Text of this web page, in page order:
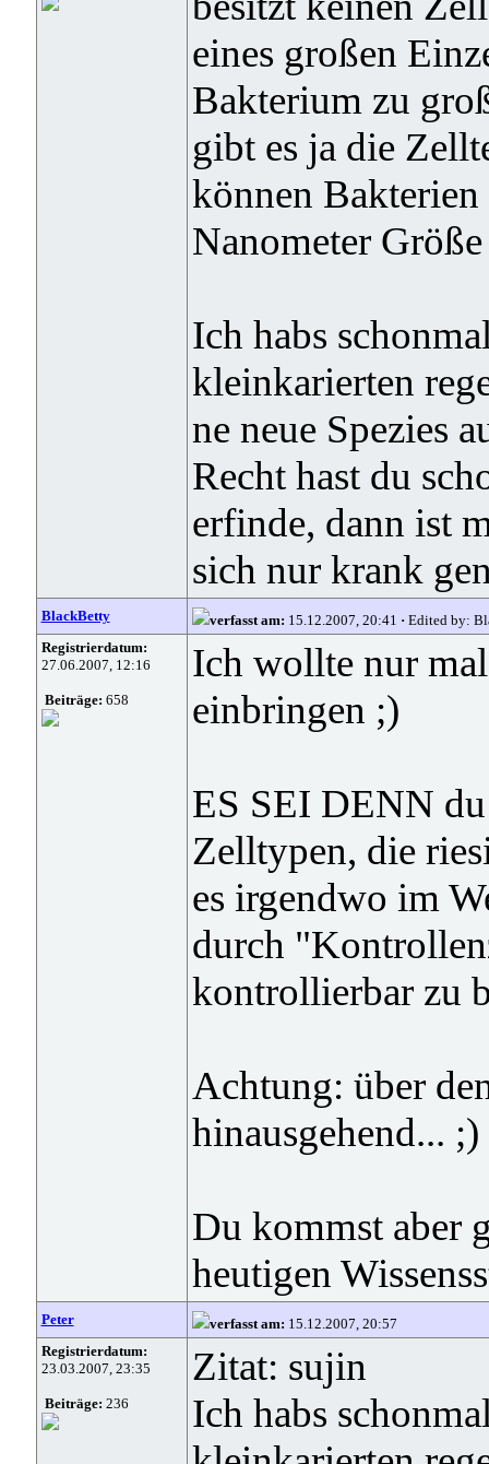
eines großen
Bakterium zu
gibt es ja die
können
Nanometer
Ich habs
kleinkarierten
ne neue Spezies
Recht hast du
erfinde, dann ist
sich nur krank
BlackBetty verfasst am: 15.12.2007, 20:41 · Edited by:
Registrierdatum:
27.06.2007, 12:16
Beiträge: 658
Ich wollte nur
einbringen ;)
ES SEI DENN
Zelltypen, die
es irgendwo im
durch
kontrollierbar zu
Achtung: über
hinausgehend... ;)
Du kommst aber
heutigen
Peter verfasst am: 15.12.2007, 20:57
Registrierdatum:
23.03.2007, 23:35
Beiträge: 236
Zitat: sujin
Ich habs